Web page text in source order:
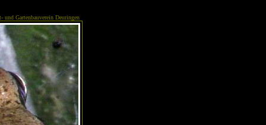
und Gartenbauverein Deuringen